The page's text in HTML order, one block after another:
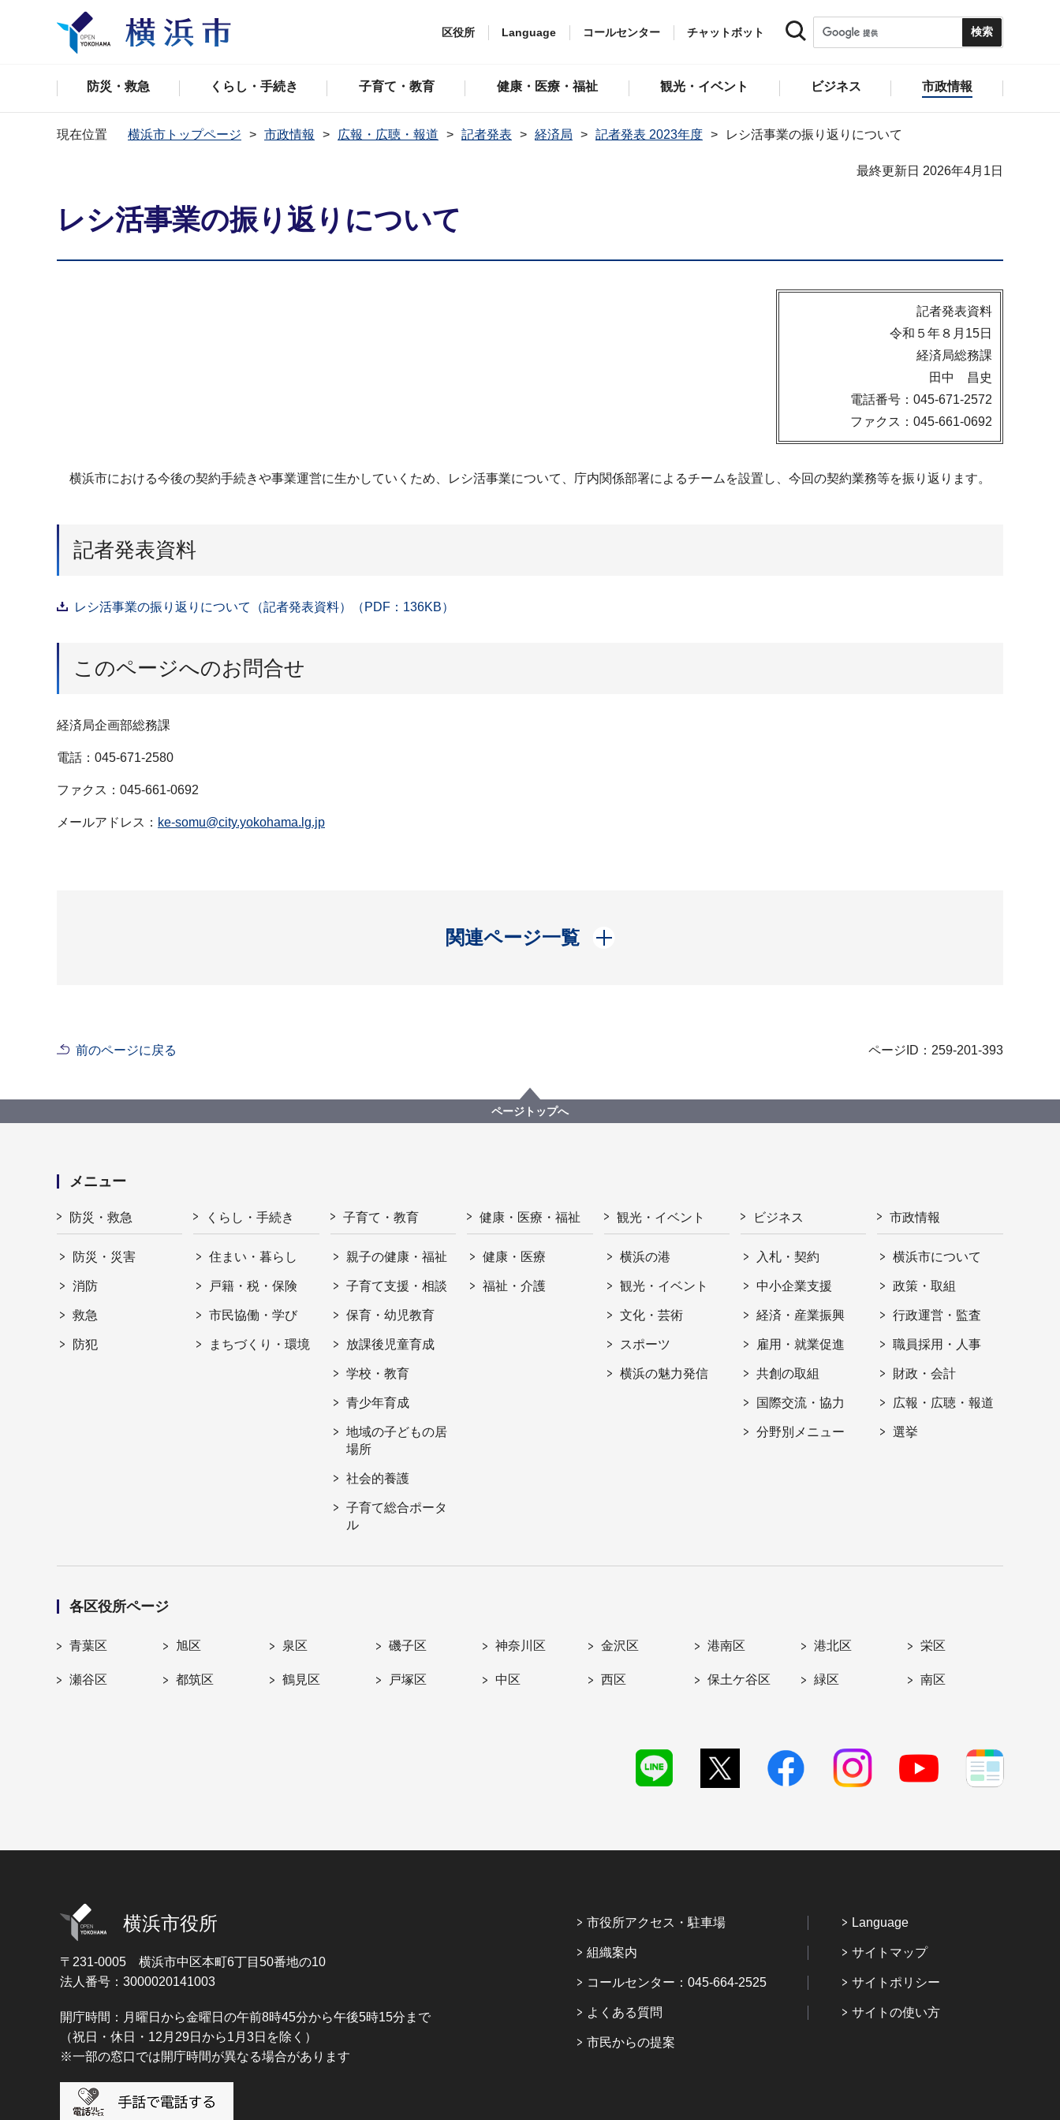
区役所 Language コールセンター チャットボット
防災・救急 くらし・手続き 子育て・教育 健康・医療・福祉 観光・イベント ビジネス 市政情報
現在位置 横浜市トップページ 市政情報 広報・広聴・報道 記者発表 経済局 記者発表 2023年度 レシ活事業の振り返りについて
最終更新日 2026年4月1日
レシ活事業の振り返りについて
記者発表資料
令和５年８月15日
経済局総務課
田中 昌史
電話番号：045-671-2572
ファクス：045-661-0692
横浜市における今後の契約手続きや事業運営に生かしていくため、レシ活事業について、庁内関係部署によるチームを設置し、今回の契約業務等を振り返ります。
記者発表資料
レシ活事業の振り返りについて（記者発表資料）（PDF：136KB）
このページへのお問合せ
経済局企画部総務課
電話：045-671-2580
ファクス：045-661-0692
メールアドレス： ke-somu@city.yokohama.lg.jp
関連ページ一覧
開く
前のページに戻る ページID：259-201-393
ページトップへ
メニュー
防災・救急
防災・災害
消防
救急
防犯
くらし・手続き
住まい・暮らし
戸籍・税・保険
市民協働・学び
まちづくり・環境
子育て・教育
親子の健康・福祉
子育て支援・相談
保育・幼児教育
放課後児童育成
学校・教育
青少年育成
地域の子どもの居
場所
社会的養護
子育て総合ポータ
ル
健康・医療・福祉
健康・医療
福祉・介護
観光・イベント
横浜の港
観光・イベント
文化・芸術
スポーツ
横浜の魅力発信
ビジネス
入札・契約
中小企業支援
経済・産業振興
雇用・就業促進
共創の取組
国際交流・協力
分野別メニュー
市政情報
横浜市について
政策・取組
行政運営・監査
職員採用・人事
財政・会計
広報・広聴・報道
選挙
各区役所ページ
青葉区 旭区 泉区 磯子区 神奈川区 金沢区 港南区 港北区 栄区
瀬谷区 都筑区 鶴見区 戸塚区 中区 西区 保土ケ谷区 緑区 南区
横浜市役所
〒231-0005 横浜市中区本町6丁目50番地の10
法人番号：3000020141003
開庁時間：月曜日から金曜日の午前8時45分から午後5時15分まで
（祝日・休日・12月29日から1月3日を除く）
※一部の窓口では開庁時間が異なる場合があります
市役所アクセス・駐車場
組織案内
コールセンター：045-664-2525
よくある質問
市民からの提案
Language
サイトマップ
サイトポリシー
サイトの使い方